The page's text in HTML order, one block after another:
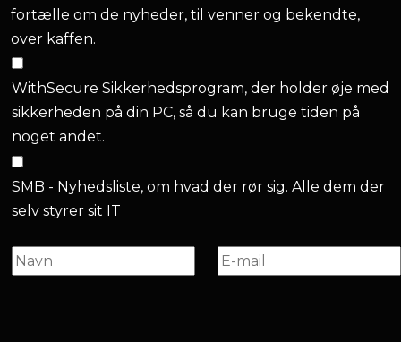
fortælle om de nyheder, til venner og bekendte,
over kaffen.
WithSecure Sikkerhedsprogram, der holder øje med
sikkerheden på din PC, så du kan bruge tiden på
noget andet.
SMB - Nyhedsliste, om hvad der rør sig. Alle dem der
selv styrer sit IT